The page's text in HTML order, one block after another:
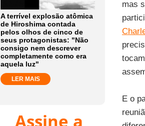
A terrível explosão atômica
de Hiroshima contada
pelos olhos de cinco de
seus protagonistas: "Não
consigo nem descrever
completamente como era
aquela luz"
LER MAIS
Assine a
mas
E o